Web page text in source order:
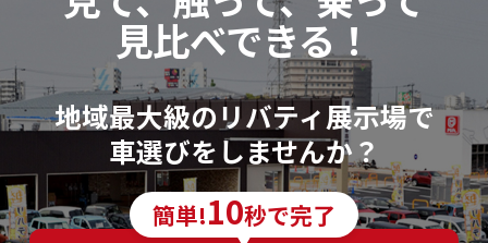
見比べできる！
地域最大級のリバティ展示場で
車選びをしませんか？
簡単!10秒で完了